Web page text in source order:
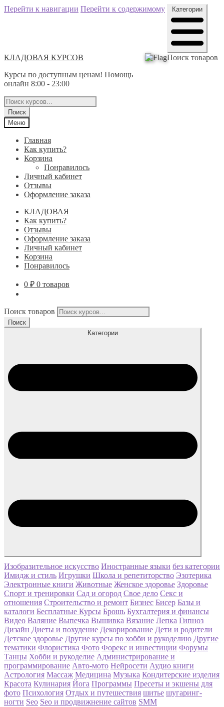
Перейти к навигации Перейти к содержимому
КЛАДОВАЯ КУРСОВ
Курсы по доступным ценам! Помощь
онлайн 8:00 - 23:00
Категории
Поиск товаров
Поиск
Меню
Главная
Как купить?
Корзина
Понравилось
Личный кабинет
Отзывы
Оформление заказа
КЛАДОВАЯ
Как купить?
Отзывы
Оформление заказа
Личный кабинет
Корзина
Понравилось
0 ₽ 0 товаров
Поиск товаров
Поиск
Категории
Изобразительное искусство Иностранные языки без категории
Имидж и стиль Игрушки Школа и репетиторство Эзотерика
Электронные книги Животные Женское здоровье Здоровье
Спорт и тренировки Сад и огород Свое дело Секс и
отношения Строительство и ремонт Бизнес Бисер Базы и
каталоги Бесплатные Курсы Брошь Бухгалтерия и финансы
Видео Валяние Выпечка Вышивка Вязание Лепка Гипноз
Дизайн Диеты и похудение Декорирование Дети и родители
Детское здоровье Другие курсы по хобби и рукоделию Другие
тематики Флористика Фото Форекс и инвестиции Форумы
Танцы Хобби и рукоделие Администрирование и
программирование Авто-мото Нейросети Аудио книги
Астрология Массаж Медицина Музыка Кондитерские изделия
Красота Кулинария Йога Программы Пресеты и экшены для
фото Психология Отдых и путешествия шитье шугаринг-
ногти Seo Seo и продвижнение сайтов SMM